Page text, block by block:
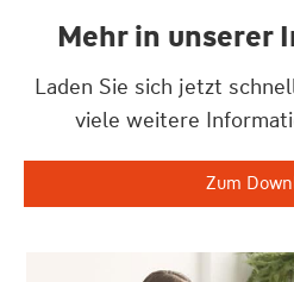
Mehr in unserer
Laden Sie sich jetzt
viele weitere
Zum